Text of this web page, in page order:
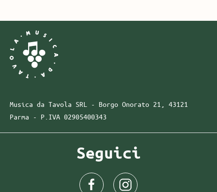
Musica da Tavola SRL - Borgo Onorato 21, 43121
Parma - P.IVA 02905400343
Seguici